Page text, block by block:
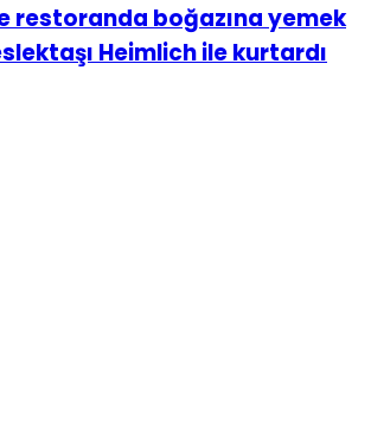
restoranda boğazına yemek
Heimlich ile kurtardı